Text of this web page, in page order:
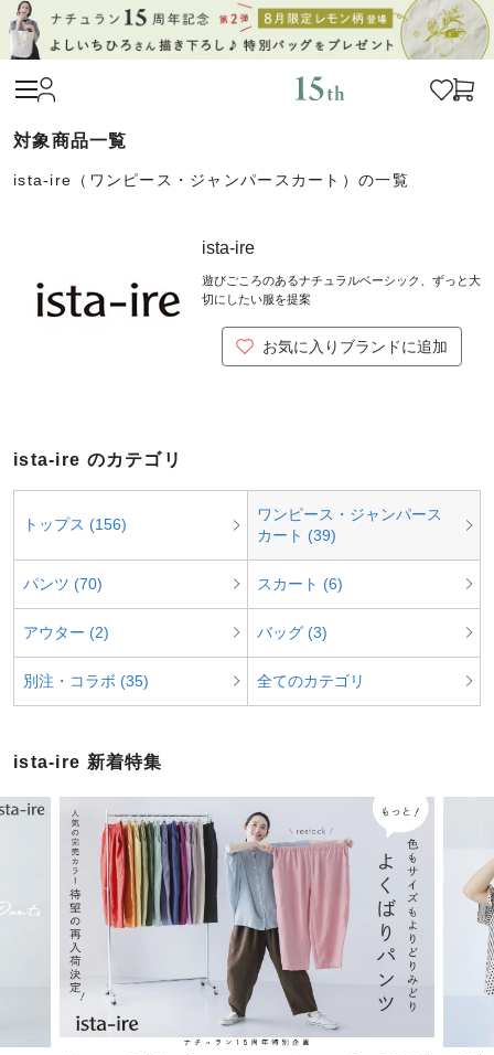
ista-ire（ワンピース・ジャンパースカート）の一覧
ista-ire
遊びごころのあるナチュラルベーシック、ずっと大
切にしたい服を提案
お気に入りブランドに追加
ista-ire のカテゴリ
トップス (156)
ワンピース・ジャンパース
カート (39)
パンツ (70) スカート (6)
アウター (2) バッグ (3)
別注・コラボ (35) 全てのカテゴリ
ista-ire 新着特集